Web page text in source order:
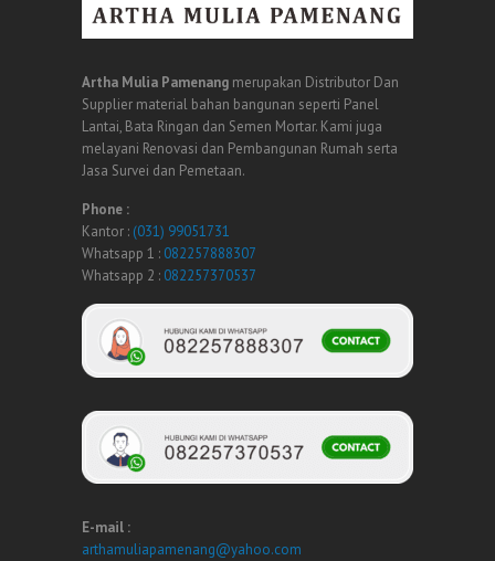
Artha Mulia Pamenang merupakan Distributor Dan
Supplier material bahan bangunan seperti Panel
Lantai, Bata Ringan dan Semen Mortar. Kami juga
melayani Renovasi dan Pembangunan Rumah serta
Jasa Survei dan Pemetaan.
Phone :
Kantor : (031) 99051731
Whatsapp 1 : 082257888307
Whatsapp 2 : 082257370537
E-mail :
arthamuliapamenang@yahoo.com